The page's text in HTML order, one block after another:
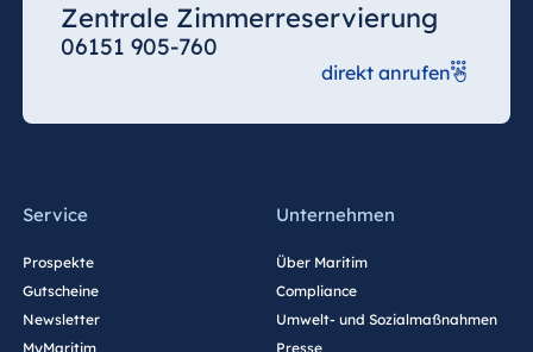
Zentrale Zimmerreservierung
06151 905-760
direkt anrufen
Service
Prospekte
Gutscheine
Newsletter
MyMaritim
Unternehmen
Über Maritim
Compliance
Umwelt- und Sozialmaßnahmen
Presse